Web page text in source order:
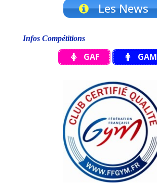
Les News
Infos Compétitions
GAF GAM